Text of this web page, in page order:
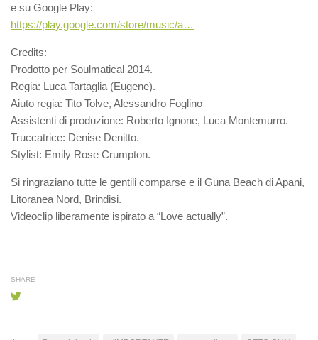
e su Google Play:
https://play.google.com/store/music/a…
Credits:
Prodotto per Soulmatical 2014.
Regia: Luca Tartaglia (Eugene).
Aiuto regia: Tito Tolve, Alessandro Foglino
Assistenti di produzione: Roberto Ignone, Luca Montemurro.
Truccatrice: Denise Denitto.
Stylist: Emily Rose Crumpton.
Si ringraziano tutte le gentili comparse e il Guna Beach di Apani,
Litoranea Nord, Brindisi.
Videoclip liberamente ispirato a “Love actually”.
SHARE